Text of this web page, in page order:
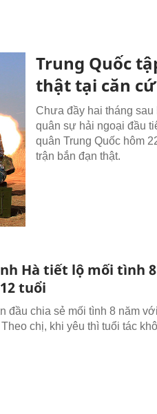
Trung Quốc
thật tại căn
Chưa đầy hai tháng
quân sự hải ngoại đầu
quân Trung Quốc hôm
trận bắn đạn thật.
Hà tiết lộ mối tình
tuổi
đầu chia sẻ mối tình 8 năm
chị, khi yêu thì tuổi tác